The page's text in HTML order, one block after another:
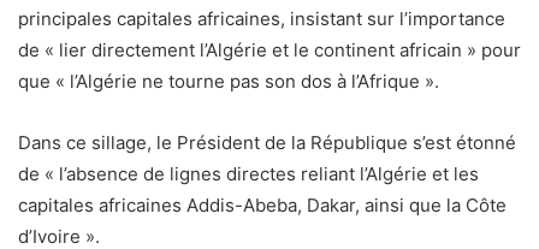
principales capitales africaines, insistant sur l’importance
de « lier directement l’Algérie et le continent africain » pour
que « l’Algérie ne tourne pas son dos à l’Afrique ».
Dans ce sillage, le Président de la République s’est étonné
de « l’absence de lignes directes reliant l’Algérie et les
capitales africaines Addis-Abeba, Dakar, ainsi que la Côte
d’Ivoire ».